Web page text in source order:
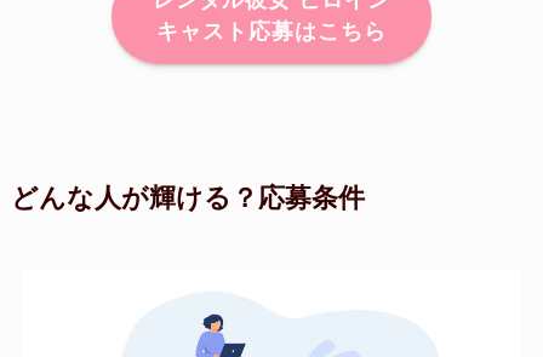
キャスト応募はこちら
どんな人が輝ける？応募条件